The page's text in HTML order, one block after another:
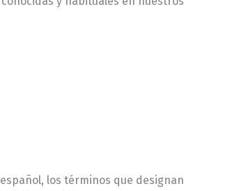
los términos que designan